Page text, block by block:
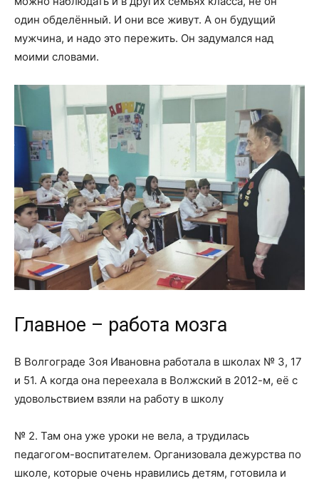
один обделённый. И они все живут. А он будущий
мужчина, и надо это пережить. Он задумался над
моими словами.
Главное – работа мозга
В Волгограде Зоя Ивановна работала в школах № 3, 17
и 51. А когда она переехала в Волжский в 2012-м, её с
удовольствием взяли на работу в школу
№ 2. Там она уже уроки не вела, а трудилась
педагогом-воспитателем. Организовала дежурства по
школе, которые очень нравились детям, готовила и